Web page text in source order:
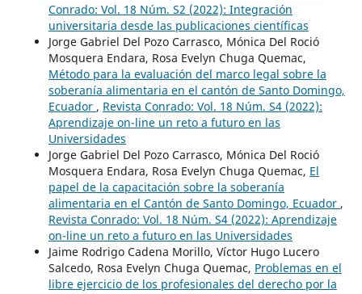
Conrado: Vol. 18 Núm. S2 (2022): Integración
universitaria desde las publicaciones científicas
Jorge Gabriel Del Pozo Carrasco, Mónica Del Roció
Mosquera Endara, Rosa Evelyn Chuga Quemac,
Método para la evaluación del marco legal sobre la
soberanía alimentaria en el cantón de Santo Domingo,
Ecuador , Revista Conrado: Vol. 18 Núm. S4 (2022):
Aprendizaje on-line un reto a futuro en las
Universidades
Jorge Gabriel Del Pozo Carrasco, Mónica Del Roció
Mosquera Endara, Rosa Evelyn Chuga Quemac, El
papel de la capacitación sobre la soberanía
alimentaria en el Cantón de Santo Domingo, Ecuador ,
Revista Conrado: Vol. 18 Núm. S4 (2022): Aprendizaje
on-line un reto a futuro en las Universidades
Jaime Rodrigo Cadena Morillo, Víctor Hugo Lucero
Salcedo, Rosa Evelyn Chuga Quemac, Problemas en el
libre ejercicio de los profesionales del derecho por la